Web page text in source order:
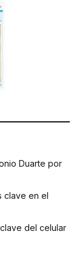
Duarte por
clave en el
del celular